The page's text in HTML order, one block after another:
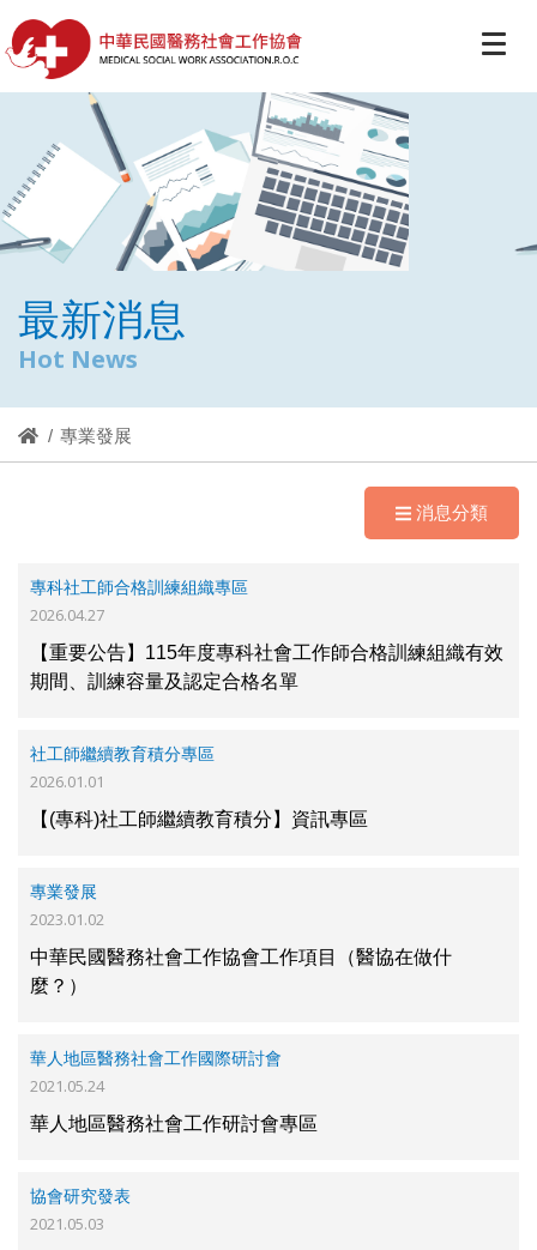
最新消息
Hot News
專業發展
消息分類
專科社工師合格訓練組織專區
【重要公告】115年度專科社會工作師合格訓練組織有效
期間、訓練容量及認定合格名單
2026.04.27
社工師繼續教育積分專區
【(專科)社工師繼續教育積分】資訊專區
2026.01.01
專業發展
中華民國醫務社會工作協會工作項目（醫協在做什
麼？）
2023.01.02
華人地區醫務社會工作國際研討會
華人地區醫務社會工作研討會專區
2021.05.24
協會研究發表
2021.05.03